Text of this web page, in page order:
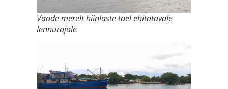
Vaade merelt hiinlaste toel ehitatavale
lennurajale